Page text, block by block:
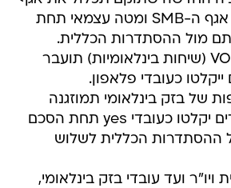
פתרונות לעסקים, אגף ה-SMB ומטה עצמאי תחת
מול ההסתדרות הכללית.
• פעילות אגף VOICE (שיחות בינלאומיות) תועבר
כעובדי פלאפון.
של בזק בינלאומי תמוזגנה
לתוך -yes והעובדים יקלטו כעובדי yes תחת הסכם
ההסתדרות הכללית לשלוש
ועד עובדי בזק בינלאומי,